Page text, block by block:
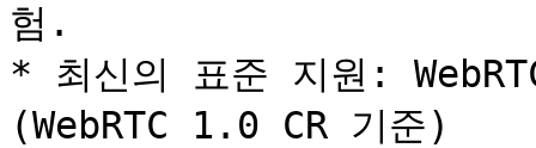
험.
* 최신의 표준 지원:
(WebRTC 1.0 CR 기준)